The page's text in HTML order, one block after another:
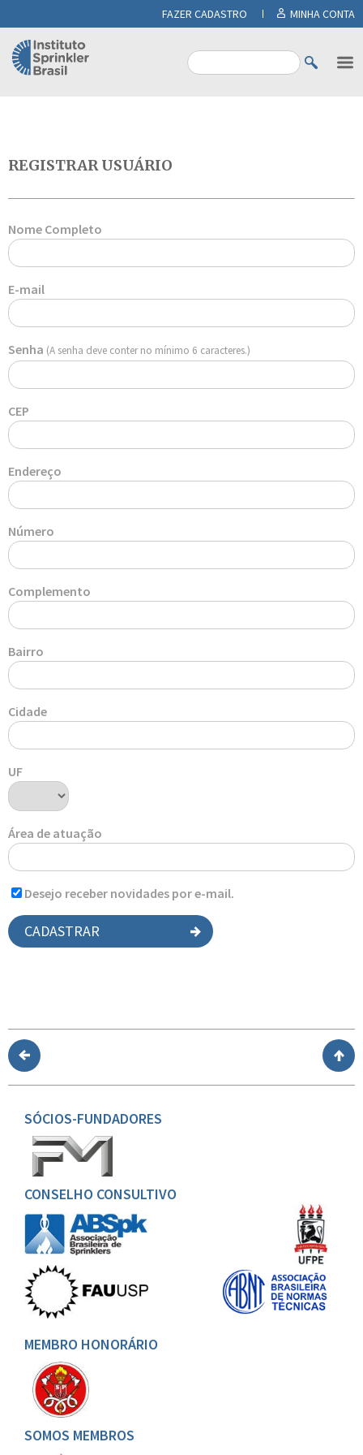
FAZER CADASTRO MINHA CONTA
REGISTRAR USUÁRIO
Nome Completo
E-mail
Senha (A senha deve conter no mínimo 6 caracteres.)
CEP
Endereço
Número
Complemento
Bairro
Cidade
UF
Área de atuação
Desejo receber novidades por e-mail.
CADASTRAR
SÓCIOS-FUNDADORES
CONSELHO CONSULTIVO
MEMBRO HONORÁRIO
SOMOS MEMBROS